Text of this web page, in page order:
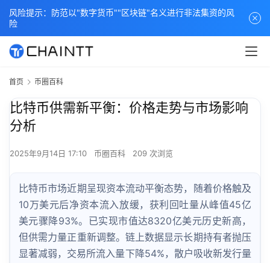
首页 币圈百科
比特币供需新平衡：价格走势与市场影响
分析
2025年9月14日 17:10 币圈百科 209 次浏览
比特币市场近期呈现资本流动平衡态势，随着价格触及
10万美元后净资本流入放缓，获利回吐量从峰值45亿
美元骤降93%。已实现市值达8320亿美元历史新高，
但供需力量正重新调整。链上数据显示长期持有者抛压
显著减弱，交易所流入量下降54%，散户吸收新发行量
风险提示：防范以"数字货币""区块链"名义进行非法集资的风
险